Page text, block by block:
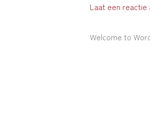
Laat een reactie
Welcome to